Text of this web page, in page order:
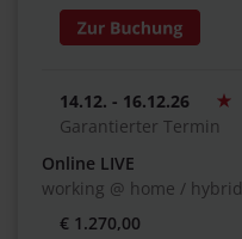
14.12. - 16.12.26
Garantierter Termin
Online LIVE
working @ home / hybrid
€ 1.270,00